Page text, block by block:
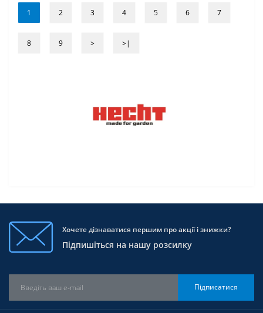
1 2 3 4 5 6 7
8 9 > >|
Хочете дізнаватися першим про акції і знижки?
Підпишіться на нашу розсилку
Підписатися